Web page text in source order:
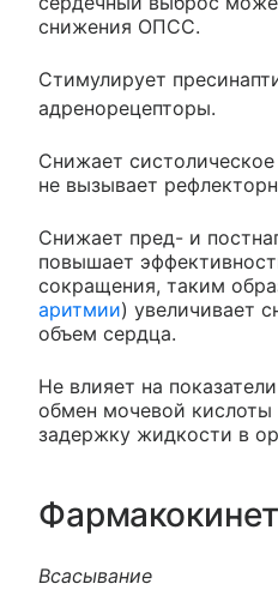
снижения ОПСС.
Стимулирует
адренорецепторы.
Снижает
не вызывает
Снижает пред- и
повышает
сокращения, таким
аритмии) увеличивает
объем сердца.
Не влияет на
обмен мочевой кислоты
задержку жидкости в
Всасывание